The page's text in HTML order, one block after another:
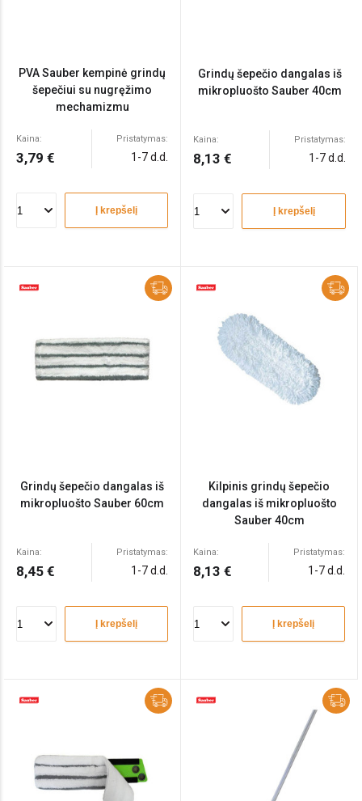
PVA Sauber kempinė grindų
šepečiui su nugręžimo
mechamizmu
Kaina:
3,79 €
Pristatymas:
1-7 d.d.
Į krepšelį
Grindų šepečio dangalas iš
mikropluošto Sauber 40cm
Kaina:
8,13 €
Pristatymas:
1-7 d.d.
Į krepšelį
Grindų šepečio dangalas iš
mikropluošto Sauber 60cm
Kaina:
8,45 €
Pristatymas:
1-7 d.d.
Į krepšelį
Kilpinis grindų šepečio
dangalas iš mikropluošto
Sauber 40cm
Kaina:
8,13 €
Pristatymas:
1-7 d.d.
Į krepšelį